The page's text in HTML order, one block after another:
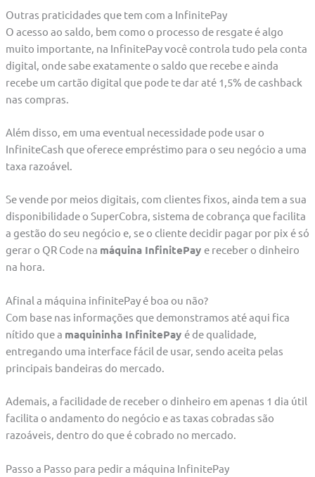
Outras praticidades que tem com a InfinitePay
O acesso ao saldo, bem como o processo de resgate é algo
muito importante, na InfinitePay você controla tudo pela conta
digital, onde sabe exatamente o saldo que recebe e ainda
recebe um cartão digital que pode te dar até 1,5% de cashback
nas compras.
Além disso, em uma eventual necessidade pode usar o
InfiniteCash que oferece empréstimo para o seu negócio a uma
taxa razoável.
Se vende por meios digitais, com clientes fixos, ainda tem a sua
disponibilidade o SuperCobra, sistema de cobrança que facilita
a gestão do seu negócio e, se o cliente decidir pagar por pix é só
gerar o QR Code na máquina InfinitePay e receber o dinheiro
na hora.
Afinal a máquina infinitePay é boa ou não?
Com base nas informações que demonstramos até aqui fica
nítido que a maquininha InfinitePay é de qualidade,
entregando uma interface fácil de usar, sendo aceita pelas
principais bandeiras do mercado.
Ademais, a facilidade de receber o dinheiro em apenas 1 dia útil
facilita o andamento do negócio e as taxas cobradas são
razoáveis, dentro do que é cobrado no mercado.
Passo a Passo para pedir a máquina InfinitePay